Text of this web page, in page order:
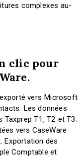
complexes au-
clic pour
vers Microsoft
Les données
T1, T2 et T3.
vers CaseWare
Exportation des
Comptable et